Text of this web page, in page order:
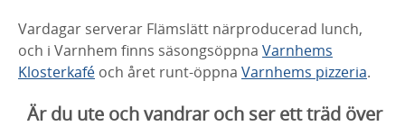
Vardagar serverar Flämslätt närproducerad lunch,
och i Varnhem finns säsongsöppna Varnhems
Klosterkafé och året runt-öppna Varnhems pizzeria.
Är du ute och vandrar och ser ett träd över